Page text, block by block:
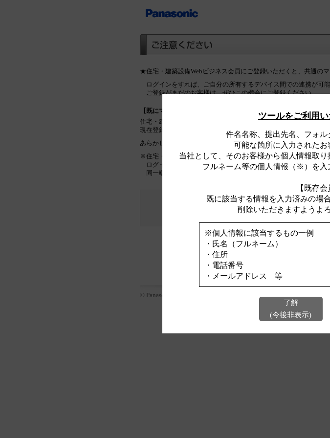
★住宅・建築設備Webビジネス会員にご登録いただくと、共通の
ログインをすれば、ご自分の所有するデバイス間での連携が可能
ご登録がまだのお客様は、ぜひこの機会にご登録ください。
【既にマイリストをご利用の皆様へ】
住宅・建築設備Webビジネス会員への『初回ログイン時』に限り
現在登録しているマイリスト全件が、住宅・建築設備Webビジネ
あらかじめご了承ください。
※住宅・建築設備Webビジネス会員用マイリストは、ログイン時
ログインをしていない場合は、
同一端末のみで管理可能な一般用マイリストをサイト上に表示し
今後、このペ
© Panasonic Corporation
ツールをご利用
件名名称、提出先名、フォ
可能な箇所に入力されたお
当社として、そのお客様から個人情報取
フルネーム等の個人情報（※）を入
【既存会
既に該当する情報を入力済みの場
削除いただきますようよ
※個人情報に該当するもの一例
・氏名（フルネーム）
・住所
・電話番号
・メールアドレス 等
了解
(今後非表示)